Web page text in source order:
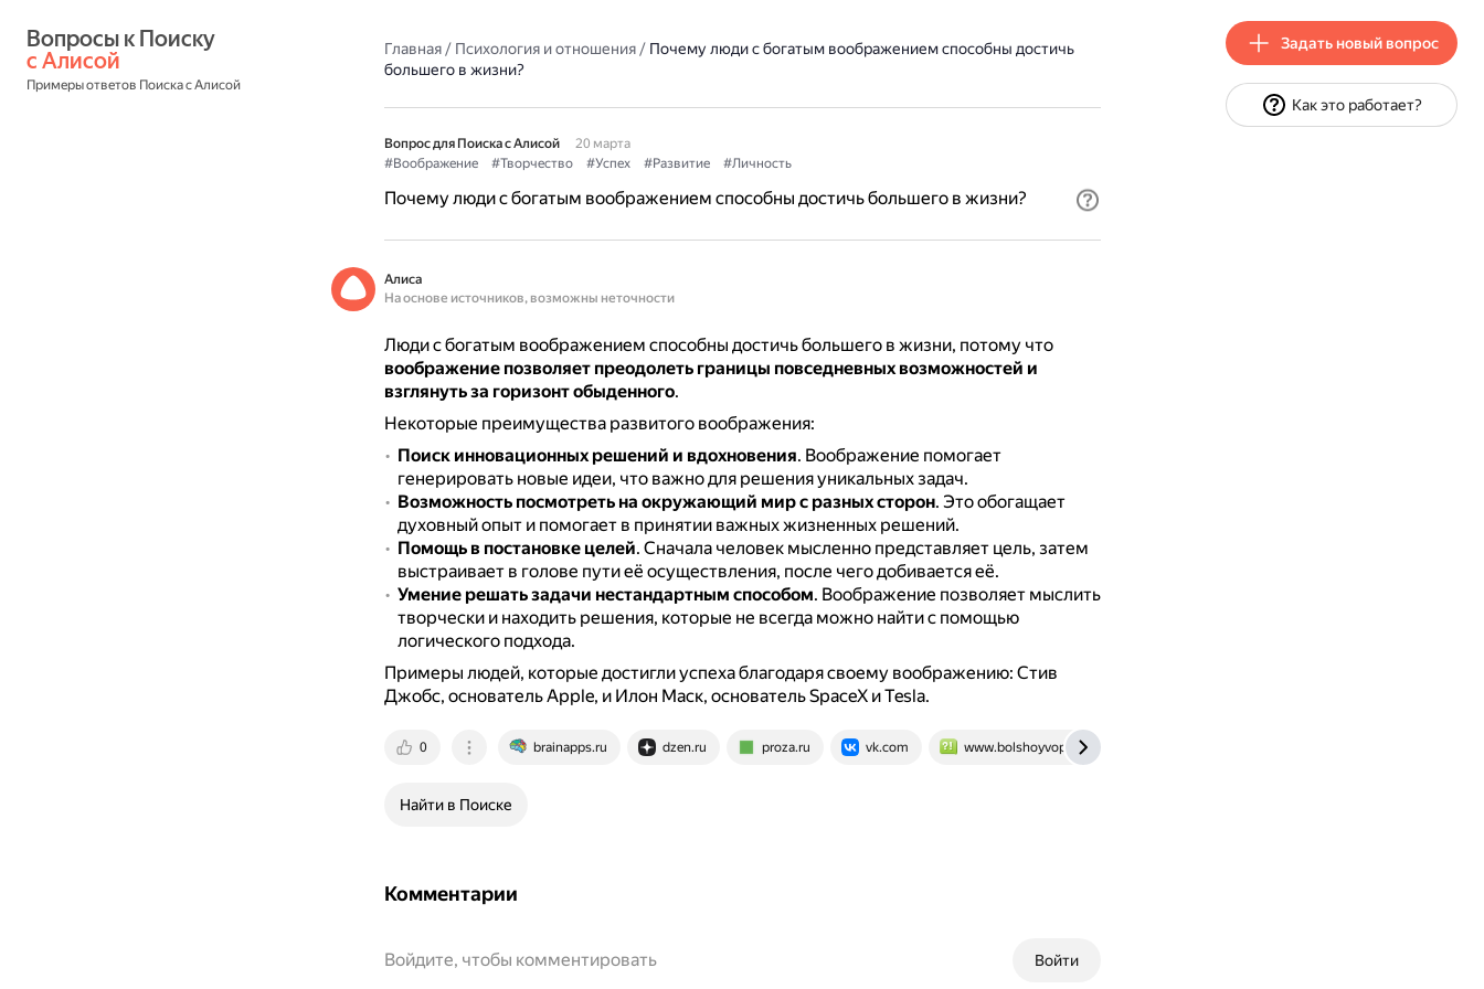
с Алисой
Примеры ответов Поиска с Алисой
Главная/ Психология и отношения/ Почему люди с богатым воображением способны достичь
большего в жизни?
Вопрос для Поиска с Алисой
20 марта
#Воображение
#Творчество #Успех #Развитие #Личность
Почему люди с богатым воображением способны достичь большего в жизни?
Алиса
На основе источников, возможны неточности
Люди с богатым воображением способны достичь большего в жизни, потому что
воображение позволяет преодолеть границы повседневных возможностей и
взглянуть за горизонт обыденного.
Некоторые преимущества развитого воображения:
Поиск инновационных решений и вдохновения. Воображение помогает
генерировать новые идеи, что важно для решения уникальных задач.
Возможность посмотреть на окружающий мир с разных сторон. Это обогащает
духовный опыт и помогает в принятии важных жизненных решений.
Помощь в постановке целей. Сначала человек мысленно представляет цель, затем
выстраивает в голове пути её осуществления, после чего добивается её.
Умение решать задачи нестандартным способом. Воображение позволяет мыслить
творчески и находить решения, которые не всегда можно найти с помощью
логического подхода.
Примеры людей, которые достигли успеха благодаря своему воображению: Стив
Джобс, основатель Apple, и Илон Маск, основатель SpaceX и Tesla.
0 brainapps.ru dzen.ru proza.ru vk.com www.bolshoyvopros.ru
Найти в Поиске
Комментарии
Войти
Войдите, чтобы комментировать
Задать новый вопрос
Как это работает?